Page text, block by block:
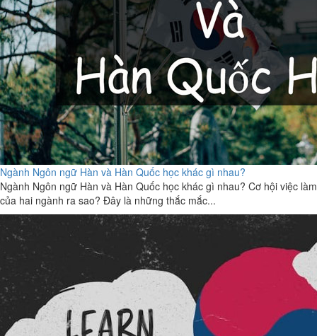
Ngành Ngôn ngữ Hàn và Hàn Quốc học khác gì nhau?
Ngành Ngôn ngữ Hàn và Hàn Quốc học khác gì nhau? Cơ hội việc làm
của hai ngành ra sao? Đây là những thắc mắc...